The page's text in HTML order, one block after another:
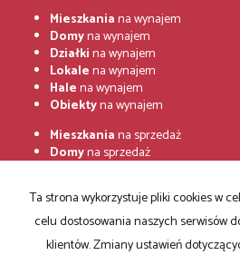
Mieszkaniana wynajem
Domyna wynajem
Działkina wynajem
Lokalena wynajem
Halena wynajem
Obiektyna wynajem
Mieszkaniana sprzedaż
Domyna sprzedaż
na sprzedaż
Halena sprzedaż
Obiektyna sprzedaż
Ta strona wykorzystuje pliki cookies w
celu dostosowania naszych serwisów
klientów. Zmiany ustawień